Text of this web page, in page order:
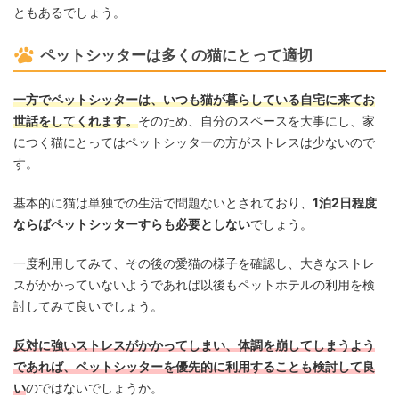
ともあるでしょう。
ペットシッターは多くの猫にとって適切
一方でペットシッターは、いつも猫が暮らしている自宅に来てお
世話をしてくれます。そのため、自分のスペースを大事にし、家
につく猫にとってはペットシッターの方がストレスは少ないので
す。
基本的に猫は単独での生活で問題ないとされており、 1泊2日程度
ならばペットシッターすらも必要としないでしょう。
一度利用してみて、その後の愛猫の様子を確認し、大きなストレ
スがかかっていないようであれば以後もペットホテルの利用を検
討してみて良いでしょう。
反対に強いストレスがかかってしまい、体調を崩してしまうよう
であれば、ペットシッターを優先的に利用することも検討して良
いのではないでしょうか。